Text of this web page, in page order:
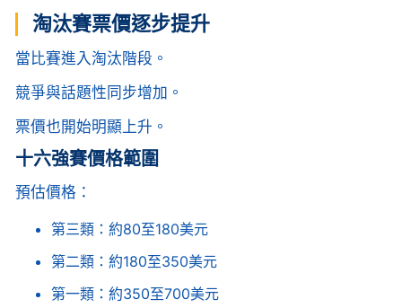
淘汰賽票價逐步提升
當比賽進入淘汰階段。
競爭與話題性同步增加。
票價也開始明顯上升。
十六強賽價格範圍
預估價格：
第三類：約80至180美元
第二類：約180至350美元
第一類：約350至700美元